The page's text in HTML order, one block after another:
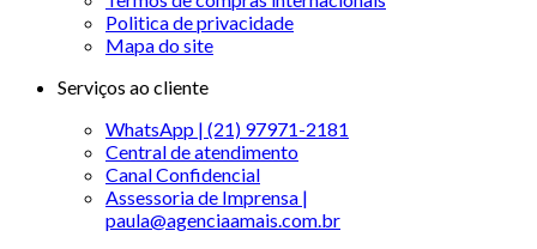
Politica de privacidade
Mapa do site
Serviços ao cliente
WhatsApp | (21) 97971-2181
Central de atendimento
Canal Confidencial
Assessoria de Imprensa |
paula@agenciaamais.com.br